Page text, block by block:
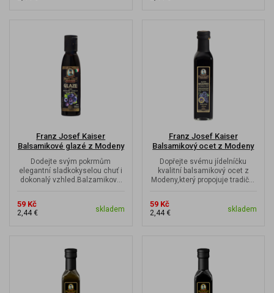
Franz Josef Kaiser
Balsamikové glazé z Modeny
Dodejte svým pokrmům
elegantní sladkokyselou chuť i
dokonalý vzhled.Balzamikové
59 Kč
2,44 € skladem
Franz Josef Kaiser
Balsamikový ocet z Modeny
Dopřejte svému jídelníčku
kvalitní balsamikový ocet z
Modeny,který propojuje tradiční
59 Kč
2,44 € skladem